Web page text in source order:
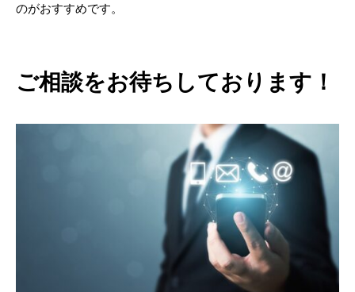
のがおすすめです。
ご相談をお待ちしております！